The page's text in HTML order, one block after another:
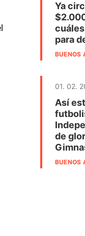
Ya
para
BUENOS
01. 02.
Así
de
BUENOS